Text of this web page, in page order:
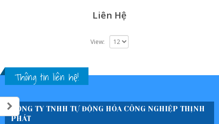
Liên Hệ
View:
Thông tin liên hệ!
CÔNG TY TNHH TỰ ĐỘNG HÓA CÔNG NGHIỆP THỊNH
PHÁT